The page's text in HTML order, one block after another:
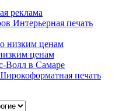
реклама
Интерьерная печать
ценам
Волл в Самаре
печать